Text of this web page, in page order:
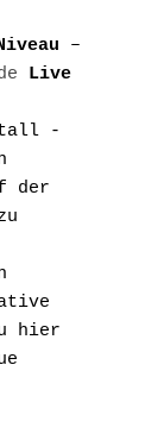
Live
der
hier